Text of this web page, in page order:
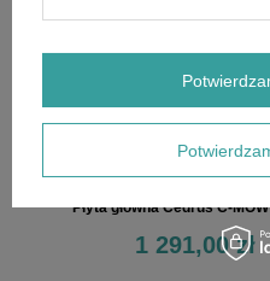
Płyta główna Cedrus C-
1 291,00 zł